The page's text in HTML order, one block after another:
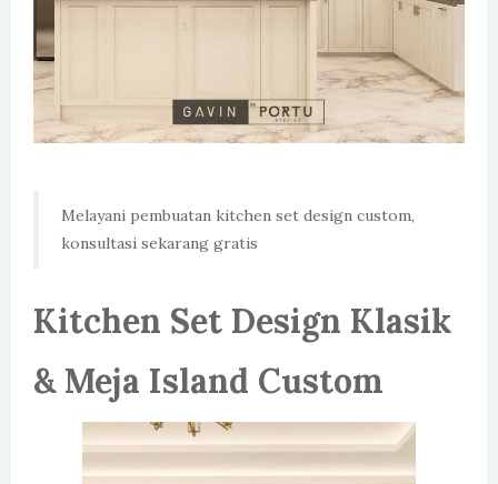
Melayani pembuatan kitchen set design custom,
konsultasi sekarang gratis
Kitchen Set Design Klasik
& Meja Island Custom